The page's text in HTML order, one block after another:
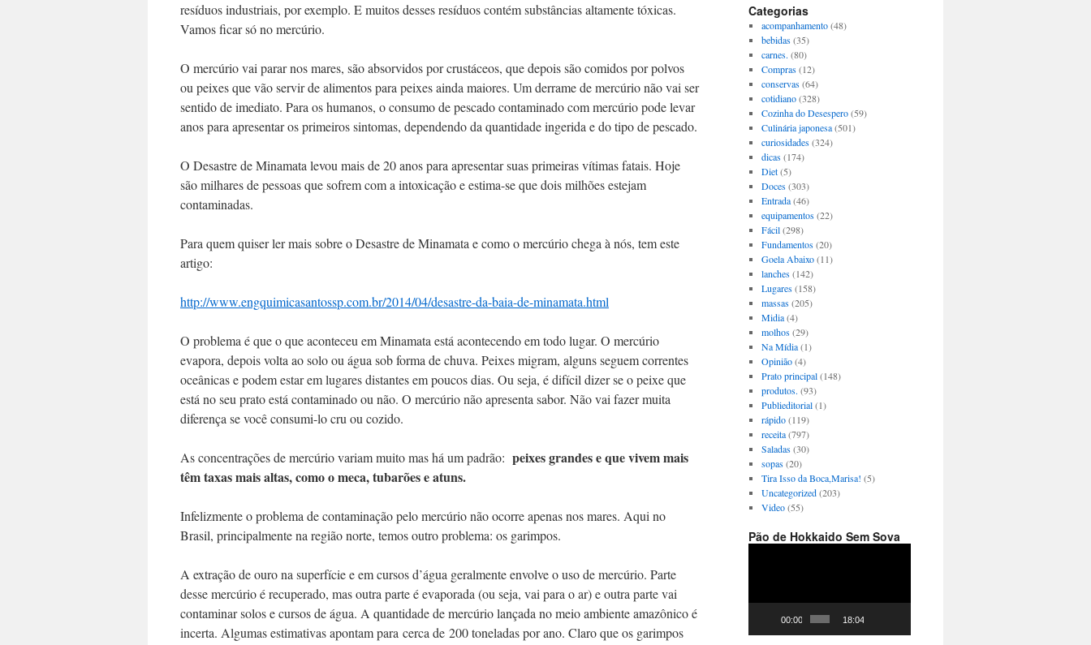
resíduos industriais, por exemplo. E muitos desses resíduos contém substâncias altamente tóxicas.
Vamos ficar só no mercúrio.
O mercúrio vai parar nos mares, são absorvidos por crustáceos, que depois são comidos por polvos
ou peixes que vão servir de alimentos para peixes ainda maiores. Um derrame de mercúrio não vai ser
sentido de imediato. Para os humanos, o consumo de pescado contaminado com mercúrio pode levar
anos para apresentar os primeiros sintomas, dependendo da quantidade ingerida e do tipo de pescado.
O Desastre de Minamata levou mais de 20 anos para apresentar suas primeiras vítimas fatais. Hoje
são milhares de pessoas que sofrem com a intoxicação e estima-se que dois milhões estejam
contaminadas.
Para quem quiser ler mais sobre o Desastre de Minamata e como o mercúrio chega à nós, tem este
artigo:
http://www.engquimicasantossp.com.br/2014/04/desastre-da-baia-de-minamata.html
O problema é que o que aconteceu em Minamata está acontecendo em todo lugar. O mercúrio
evapora, depois volta ao solo ou água sob forma de chuva. Peixes migram, alguns seguem correntes
oceânicas e podem estar em lugares distantes em poucos dias. Ou seja, é difícil dizer se o peixe que
está no seu prato está contaminado ou não. O mercúrio não apresenta sabor. Não vai fazer muita
diferença se você consumi-lo cru ou cozido.
As concentrações de mercúrio variam muito mas há um padrão: peixes grandes e que vivem mais
têm taxas mais altas, como o meca, tubarões e atuns.
Infelizmente o problema de contaminação pelo mercúrio não ocorre apenas nos mares. Aqui no
Brasil, principalmente na região norte, temos outro problema: os garimpos.
A extração de ouro na superfície e em cursos d’água geralmente envolve o uso de mercúrio. Parte
desse mercúrio é recuperado, mas outra parte é evaporada (ou seja, vai para o ar) e outra parte vai
contaminar solos e cursos de água. A quantidade de mercúrio lançada no meio ambiente amazônico é
incerta. Algumas estimativas apontam para cerca de 200 toneladas por ano. Claro que os garimpos
Categorias
acompanhamento(48)
bebidas(35)
carnes. (80)
Compras(12)
conservas(64)
cotidiano(328)
Cozinha do Desespero(59)
Culinária japonesa(501)
curiosidades(324)
dicas(174)
Diet(5)
Doces(303)
Entrada(46)
equipamentos(22)
Fácil(298)
Fundamentos(20)
Goela Abaixo(11)
lanches(142)
Lugares(158)
massas(205)
Midia(4)
molhos(29)
Na Mídia(1)
Opinião(4)
Prato principal(148)
produtos. (93)
Publieditorial(1)
rápido(119)
receita(797)
Saladas(30)
sopas(20)
Tira Isso da Boca,Marisa! (5)
Uncategorized(203)
Video(55)
Pão de Hokkaido Sem Sova
00:00 18:04